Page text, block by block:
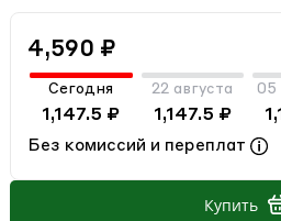
4,590 ₽
Сегодня
1,147.5 ₽
22 августа
1,147.5 ₽
05
Без комиссий и переплат
Купить